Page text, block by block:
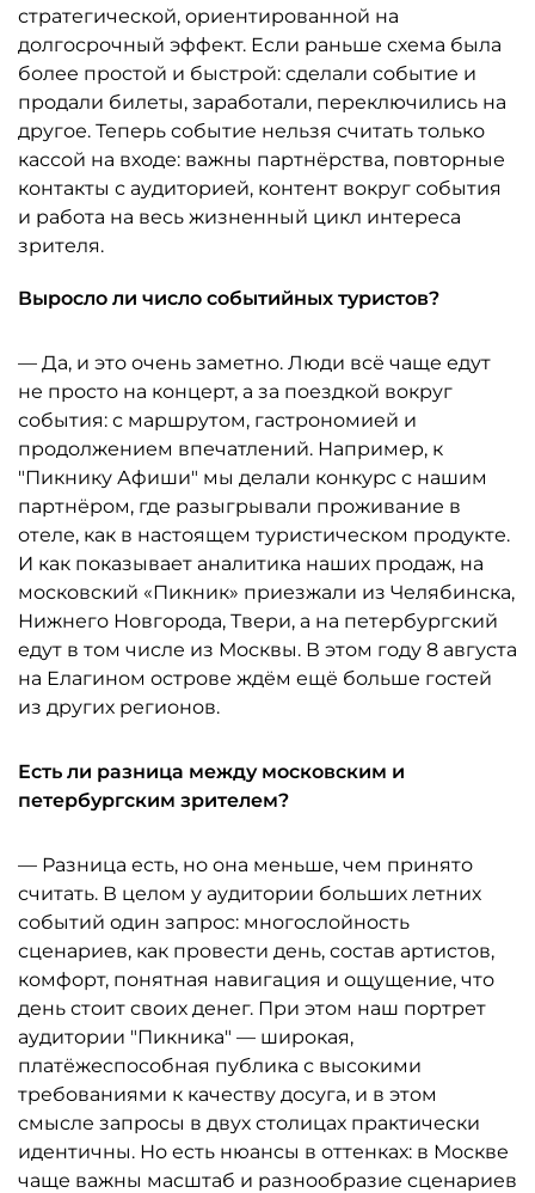
стратегической, ориентированной на
долгосрочный эффект. Если раньше схема была
более простой и быстрой: сделали событие и
продали билеты, заработали, переключились на
другое. Теперь событие нельзя считать только
кассой на входе: важны партнёрства, повторные
контакты с аудиторией, контент вокруг события
и работа на весь жизненный цикл интереса
зрителя.
Выросло ли число событийных туристов?
— Да, и это очень заметно. Люди всё чаще едут
не просто на концерт, а за поездкой вокруг
события: с маршрутом, гастрономией и
продолжением впечатлений. Например, к
"Пикнику Афиши" мы делали конкурс с нашим
партнёром, где разыгрывали проживание в
отеле, как в настоящем туристическом продукте.
И как показывает аналитика наших продаж, на
московский «Пикник» приезжали из Челябинска,
Нижнего Новгорода, Твери, а на петербургский
едут в том числе из Москвы. В этом году 8 августа
на Елагином острове ждём ещё больше гостей
из других регионов.
Есть ли разница между московским и
петербургским зрителем?
— Разница есть, но она меньше, чем принято
считать. В целом у аудитории больших летних
событий один запрос: многослойность
сценариев, как провести день, состав артистов,
комфорт, понятная навигация и ощущение, что
день стоит своих денег. При этом наш портрет
аудитории "Пикника" — широкая,
платёжеспособная публика с высокими
требованиями к качеству досуга, и в этом
смысле запросы в двух столицах практически
идентичны. Но есть нюансы в оттенках: в Москве
чаще важны масштаб и разнообразие сценариев